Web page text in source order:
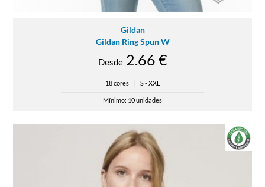
Gildan
Gildan Ring Spun W
Desde2.66 €
18 cores S - XXL
Mínimo: 10 unidades